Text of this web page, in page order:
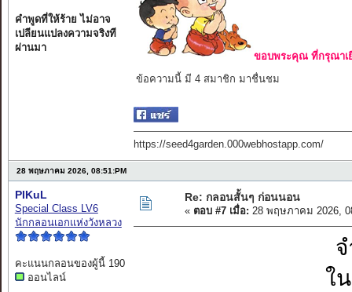
คำพูดที่ให้ร้าย ไม่อาจ
เปลียนแปลงความจริงที
ผ่านมา
ขอบพระคุณ ที่กรุณาเ
ข้อความนี้ มี 4 สมาชิก มาชื่นชม
https://seed4garden.000webhostapp.com/
28 พฤษภาคม 2026, 08:51:PM
PIKuL
Special Class LV6
นักกลอนเอกแห่งวังหลวง
คะแนนกลอนของผู้นี้ 190
ออนไลน์
Re: กลอนสั้นๆ ก่อนนอน
« ตอบ #7 เมื่อ: 28 พฤษภาคม 2026,
ใ